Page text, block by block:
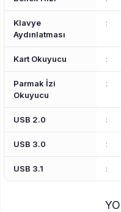
Klavye
Aydınlatması
:
Kart Okuyucu :
Parmak İzi
Okuyucu
:
USB 2.0 :
USB 3.0 :
USB 3.1 :